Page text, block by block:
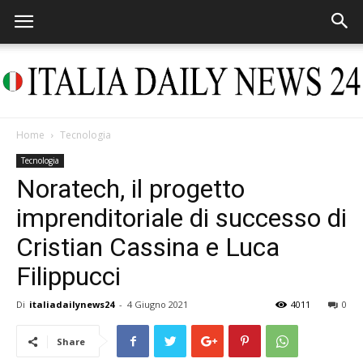
Daily
News
Home Tecnologia
Tecnologia
Noratech, il progetto
imprenditoriale di successo di
Cristian Cassina e Luca
Filippucci
Di italiadailynews24 - 4 Giugno 2021 0
4011
Share